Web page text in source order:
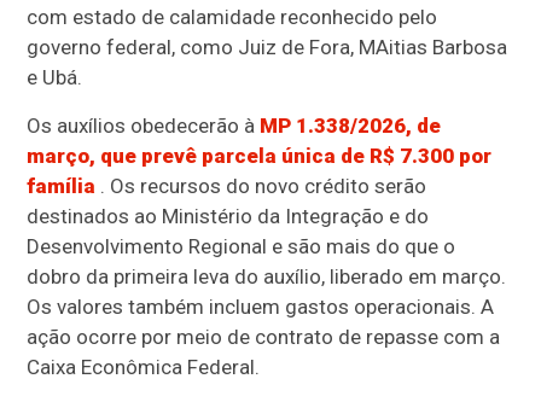
com estado de calamidade reconhecido pelo
governo federal, como Juiz de Fora, MAitias Barbosa
e Ubá.
Os auxílios obedecerão à MP 1.338/2026, de
março, que prevê parcela única de R$ 7.300 por
família . Os recursos do novo crédito serão
destinados ao Ministério da Integração e do
Desenvolvimento Regional e são mais do que o
dobro da primeira leva do auxílio, liberado em março.
Os valores também incluem gastos operacionais. A
ação ocorre por meio de contrato de repasse com a
Caixa Econômica Federal.